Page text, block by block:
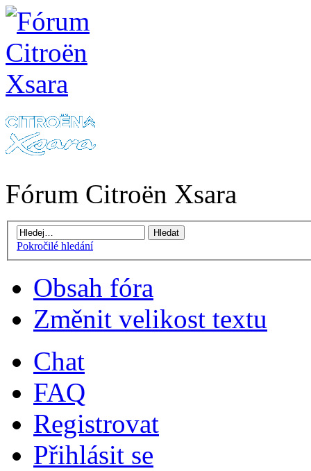
Fórum Citroën Xsara
Pokročilé hledání
Obsah fóra
Změnit velikost textu
Chat
FAQ
Registrovat
Přihlásit se